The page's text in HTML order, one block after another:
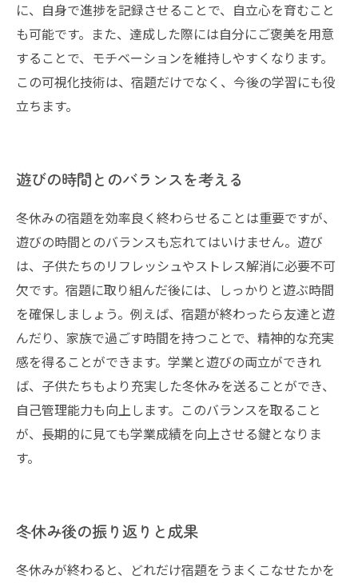
に、自身で進捗を記録させることで、自立心を育むこと
も可能です。また、達成した際には自分にご褒美を用意
することで、モチベーションを維持しやすくなります。
この可視化技術は、宿題だけでなく、今後の学習にも役
立ちます。
遊びの時間とのバランスを考える
冬休みの宿題を効率良く終わらせることは重要ですが、
遊びの時間とのバランスも忘れてはいけません。遊び
は、子供たちのリフレッシュやストレス解消に必要不可
欠です。宿題に取り組んだ後には、しっかりと遊ぶ時間
を確保しましょう。例えば、宿題が終わったら友達と遊
んだり、家族で過ごす時間を持つことで、精神的な充実
感を得ることができます。学業と遊びの両立ができれ
ば、子供たちもより充実した冬休みを送ることができ、
自己管理能力も向上します。このバランスを取ること
が、長期的に見ても学業成績を向上させる鍵となりま
す。
冬休み後の振り返りと成果
冬休みが終わると、どれだけ宿題をうまくこなせたかを